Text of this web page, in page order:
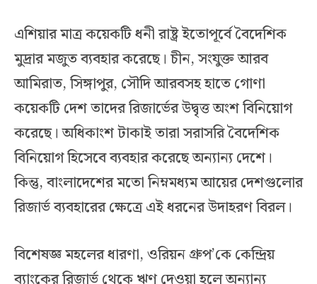
এশিয়ার মাত্র কয়েকটি ধনী রাষ্ট্র ইতোপূর্বে বৈদেশিক
মুদ্রার মজুত ব্যবহার করেছে। চীন, সংযুক্ত আরব
আমিরাত, সিঙ্গাপুর, সৌদি আরবসহ হাতে গোণা
কয়েকটি দেশ তাদের রিজার্ভের উদ্বৃত্ত অংশ বিনিয়োগ
করেছে। অধিকাংশ টাকাই তারা সরাসরি বৈদেশিক
বিনিয়োগ হিসেবে ব্যবহার করেছে অন্যান্য দেশে।
কিন্তু, বাংলাদেশের মতো নিম্নমধ্যম আয়ের দেশগুলোর
রিজার্ভ ব্যবহারের ক্ষেত্রে এই ধরনের উদাহরণ বিরল।
বিশেষজ্ঞ মহলের ধারণা, ওরিয়ন গ্রুপ’কে কেন্দ্রিয়